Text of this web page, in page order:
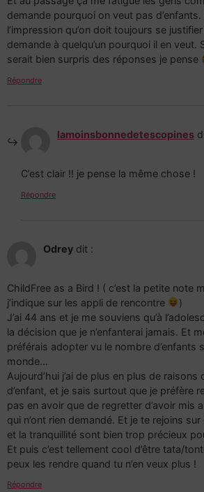
demande pourquoi on veut pas d’enfants.
l’impression qu’on doit toujours se
demande à quelqu’un pourquoi il en veut.
serait bien surpris des réponses je pense
Répondre
lamoinsbonnedetescopines
C’est clair !! je pense la même chose !
Répondre
Odrey dit :
ChildFree as a Bird ! ( c’est la petite note
j’indique sur les appli de rencontre
)
J’ai 44 ans et je me souviens qu’à
la décision que je n’enfanterai jamais. Et
préférais adopter vu le nombre d’enfants
monde…
Aujourd’hui j’ai de plus en plus de raisons
d’enfant, et je sais surtout que je préfère
pas en avoir que de regretter d’avoir mis
qui n’ont rien demandé. Et je te rejoins
et la tranquillité sont bien trop précieux
Et puis c’est tellement cool d’être tata/
peux les rendre quand tu n’en veux plus !
Répondre